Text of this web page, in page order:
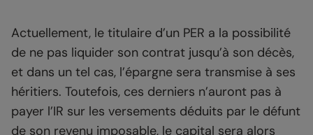
Actuellement, le titulaire d’un PER a la possibilité
de ne pas liquider son contrat jusqu’à son décès,
et dans un tel cas, l’épargne sera transmise à ses
héritiers. Toutefois, ces derniers n’auront pas à
payer l’IR sur les versements déduits par le défunt
de son revenu imposable, le capital sera alors